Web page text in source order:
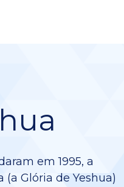
em 1995, a
(a Glória de Yeshua)